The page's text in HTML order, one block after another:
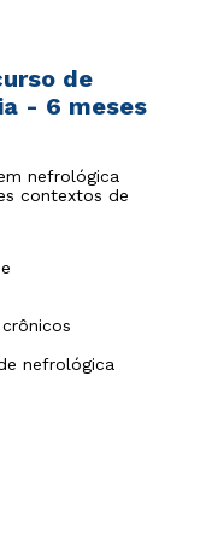
de
- 6 meses
nefrológica
contextos de
nefrológica